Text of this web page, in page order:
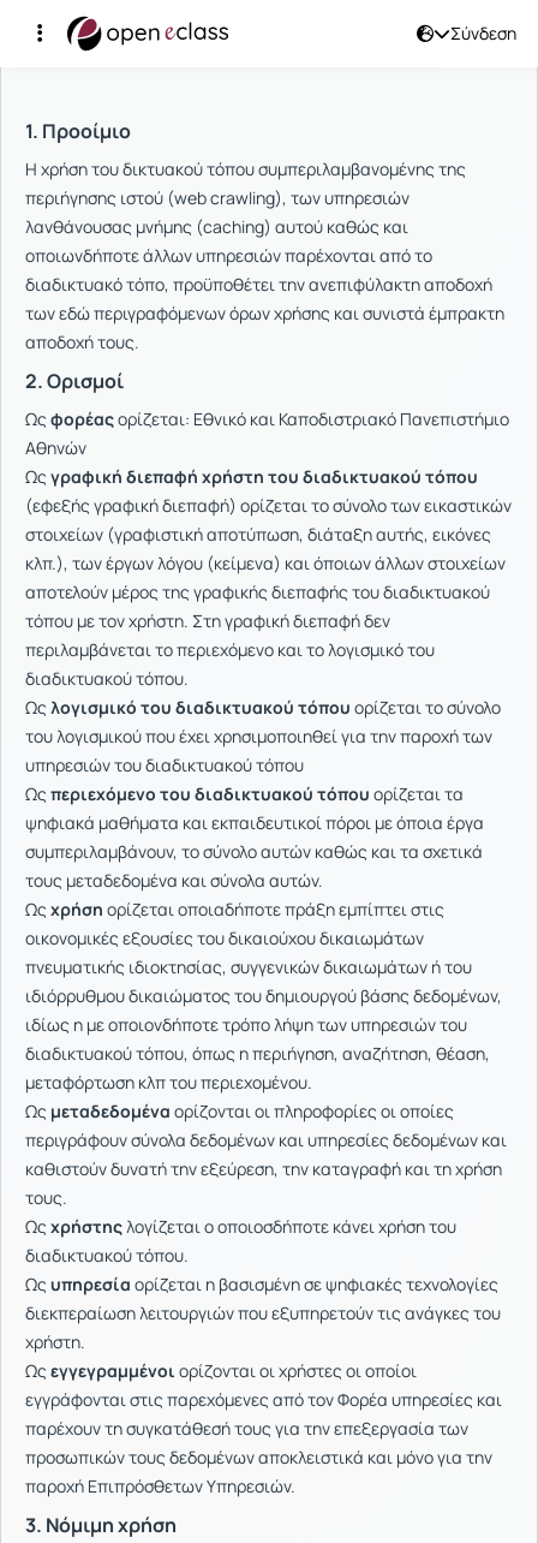
Σύνδεση
Όροι Χρήσης
1. Προοίμιο
Η χρήση του δικτυακού τόπου συμπεριλαμβανομένης της
περιήγησης ιστού (web crawling), των υπηρεσιών
λανθάνουσας μνήμης (caching) αυτού καθώς και
οποιωνδήποτε άλλων υπηρεσιών παρέχονται από το
διαδικτυακό τόπο, προϋποθέτει την ανεπιφύλακτη αποδοχή
των εδώ περιγραφόμενων όρων χρήσης και συνιστά έμπρακτη
αποδοχή τους.
2. Ορισμοί
Ως φορέαςορίζεται: Εθνικό και Καποδιστριακό Πανεπιστήμιο
Αθηνών
Ως γραφική διεπαφή χρήστη του διαδικτυακού τόπου
(εφεξής γραφική διεπαφή) ορίζεται το σύνολο των εικαστικών
στοιχείων (γραφιστική αποτύπωση, διάταξη αυτής, εικόνες
κλπ.), των έργων λόγου (κείμενα) και όποιων άλλων στοιχείων
αποτελούν μέρος της γραφικής διεπαφής του διαδικτυακού
τόπου με τον χρήστη. Στη γραφική διεπαφή δεν
περιλαμβάνεται το περιεχόμενο και το λογισμικό του
διαδικτυακού τόπου.
Ως λογισμικό του διαδικτυακού τόπου ορίζεται το σύνολο
του λογισμικού που έχει χρησιμοποιηθεί για την παροχή των
υπηρεσιών του διαδικτυακού τόπου
Ως περιεχόμενο του διαδικτυακού τόπου ορίζεται τα
ψηφιακά μαθήματα και εκπαιδευτικοί πόροι με όποια έργα
συμπεριλαμβάνουν, το σύνολο αυτών καθώς και τα σχετικά
τους μεταδεδομένα και σύνολα αυτών.
Ως χρήση ορίζεται οποιαδήποτε πράξη εμπίπτει στις
οικονομικές εξουσίες του δικαιούχου δικαιωμάτων
πνευματικής ιδιοκτησίας, συγγενικών δικαιωμάτων ή του
ιδιόρρυθμου δικαιώματος του δημιουργού βάσης δεδομένων,
ιδίως η με οποιονδήποτε τρόπο λήψη των υπηρεσιών του
διαδικτυακού τόπου, όπως η περιήγηση, αναζήτηση, θέαση,
μεταφόρτωση κλπ του περιεχομένου.
Ως μεταδεδομένα ορίζονται οι πληροφορίες οι οποίες
περιγράφουν σύνολα δεδομένων και υπηρεσίες δεδομένων και
καθιστούν δυνατή την εξεύρεση, την καταγραφή και τη χρήση
τους.
Ως χρήστηςλογίζεται ο οποιοσδήποτε κάνει χρήση του
διαδικτυακού τόπου.
Ως υπηρεσία ορίζεται η βασισμένη σε ψηφιακές τεχνολογίες
διεκπεραίωση λειτουργιών που εξυπηρετούν τις ανάγκες του
χρήστη.
Ως εγγεγραμμένοι ορίζονται οι χρήστες οι οποίοι
εγγράφονται στις παρεχόμενες από τον Φορέα υπηρεσίες και
παρέχουν τη συγκατάθεσή τους για την επεξεργασία των
προσωπικών τους δεδομένων αποκλειστικά και μόνο για την
παροχή Επιπρόσθετων Υπηρεσιών.
3. Νόμιμη χρήση